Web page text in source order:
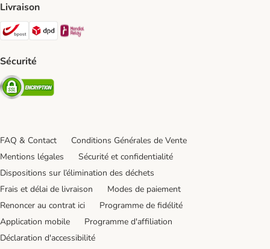
Livraison
Bpost Shipping Method
DPD Shipping Method
Sécurité
Security
FAQ & Contact
Conditions Générales de Vente
Mentions légales
Sécurité et confidentialité
Dispositions sur l’élimination des déchets
Frais et délai de livraison
Modes de paiement
Renoncer au contrat ici
Programme de fidélité
Application mobile
Programme d'affiliation
Déclaration d'accessibilité